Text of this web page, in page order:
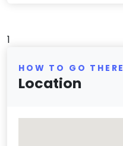
1
HOW TO GO THERE
Location